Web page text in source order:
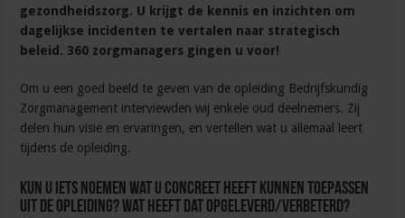
gezondheidszorg. U krijgt de kennis en inzichten om
dagelijkse incidenten te vertalen naar strategisch
beleid. 360 zorgmanagers gingen u voor!
Om u een goed beeld te geven van de opleiding Bedrijfskundig
Zorgmanagement interviewden wij enkele oud deelnemers. Zij
delen hun visie en ervaringen, en vertellen wat u allemaal leert
tijdens de opleiding.
Kun u iets noemen wat u concreet heeft kunnen toepassen
uit de opleiding? Wat heeft dat opgeleverd/verbeterd?